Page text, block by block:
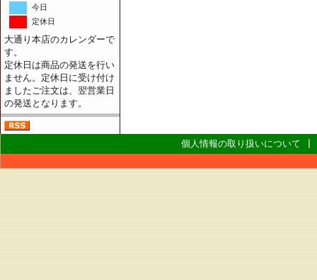
今日
定休日
大通り本店のカレンダーで
す。
定休日は商品の発送を行い
ません。定休日に受け付け
ましたご注文は、翌営業日
の発送となります。
個人情報の取り扱いについて